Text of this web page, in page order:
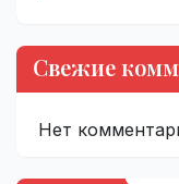
Свежие
Нет